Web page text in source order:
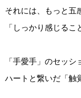
それには、もっと五
「しっかり感じるこ
「手愛手」のセッシ
ハートと繋いだ「触